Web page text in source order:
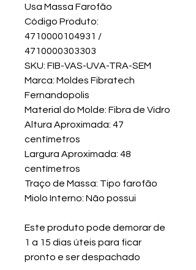
Usa Massa Farofão
Código Produto:
4710000104931 /
4710000303303
SKU: FIB-VAS-UVA-TRA-SEM
Marca: Moldes Fibratech
Fernandopolis
Material do Molde: Fibra de Vidro
Altura Aproximada: 47
centímetros
Largura Aproximada: 48
centímetros
Traço de Massa: Tipo farofão
Miolo Interno: Não possui
Este produto pode demorar de
1 a 15 dias úteis para ficar
pronto e ser despachado